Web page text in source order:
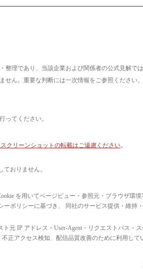
理であり、当該企業および関係者の公式見解では
ん。重要な判断には一次情報をご参照ください。
ってください。
クリーンショットの転載はご遠慮ください。
おりません。
を用いてページビュー・参照元・ブラウザ環
ポリシーに基づき、 同社のサービス提供・維持
元 IP アドレス・User-Agent・リクエストパス・
正アクセス検知、配信品質改善のために利用して